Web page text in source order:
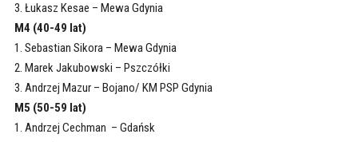
3. Łukasz Kesae – Mewa Gdynia
M4 (40-49 lat)
1. Sebastian Sikora – Mewa Gdynia
2. Marek Jakubowski – Pszczółki
3. Andrzej Mazur – Bojano/ KM PSP Gdynia
M5 (50-59 lat)
1. Andrzej Cechman – Gdańsk